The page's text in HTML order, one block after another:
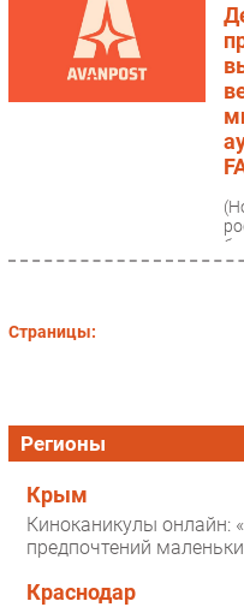
Страницы:
Регионы
Крым
Киноканикулы онлайн:
предпочтений
Краснодар